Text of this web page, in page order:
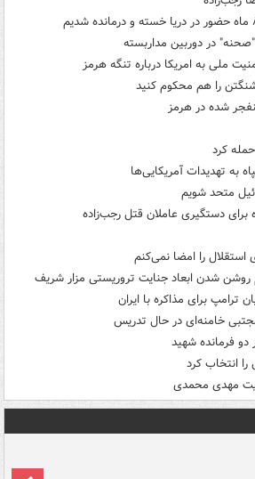
ملی به امریکا درباره تنگه هرمز
را هم محکوم کنید
شده در هرمز
کرد
به تهدیدات آمریکایی‌ها
متحد شویم
برای دستگیری عاملان قتل رجب‌زاده
استقلال را امضا نمی‌کنم
روشن شدن ابعاد جنایت تروریستی مزار شریف
ترامپ برای مذاکره با ایران
خامنه‌ای در حال تدریس
دو فرمانده شهید
انتخاب کرد
مهدی محمدی